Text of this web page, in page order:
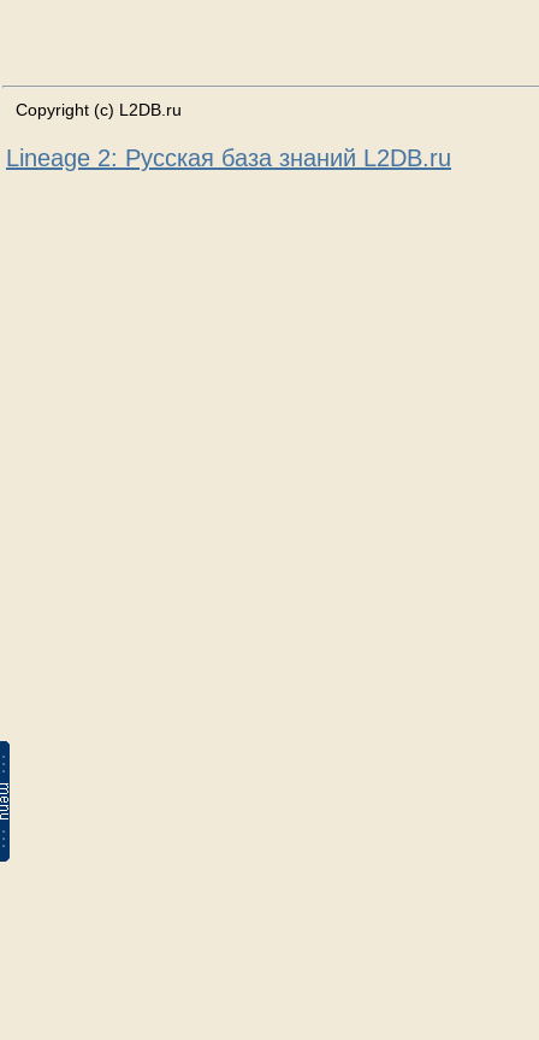
Copyright (c) L2DB.ru
Lineage 2: Русская база знаний L2DB.ru